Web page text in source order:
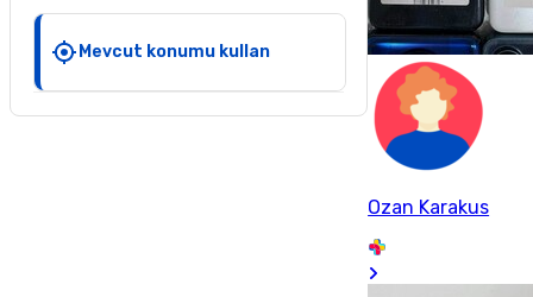
Mevcut konumu kullan
Ozan Karakus